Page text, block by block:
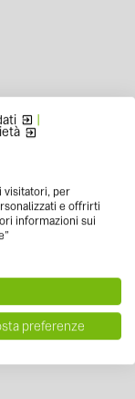
|
visitatori, per
e offrirti
informazioni sui
preferenze